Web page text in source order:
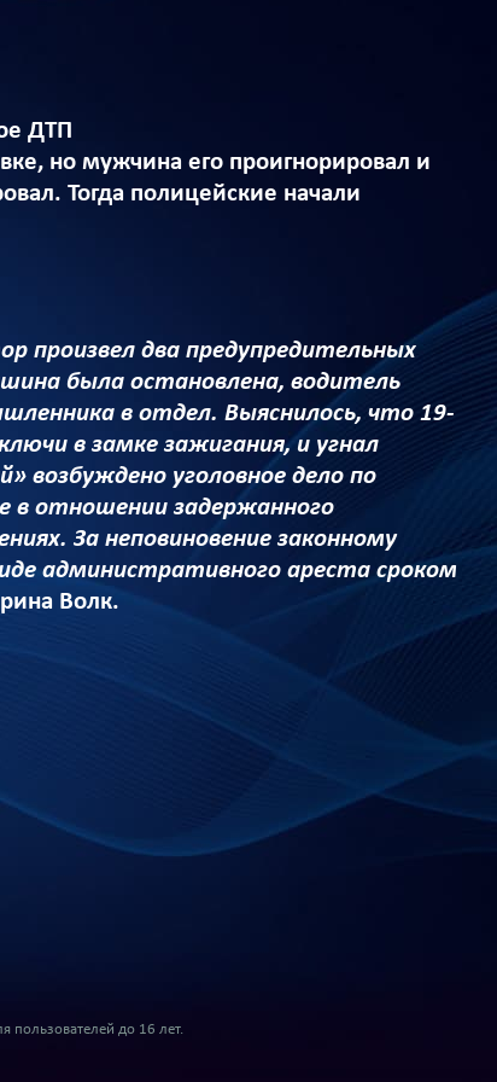
ДТП
но мужчина его проигнорировал и
Тогда полицейские начали
произвел два предупредительных
была остановлена, водитель
в отдел. Выяснилось, что 19-
в замке зажигания, и угнал
уголовное дело по
в отношении задержанного
За неповиновение законному
административного ареста сроком
Волк.
пользователей до 16 лет.